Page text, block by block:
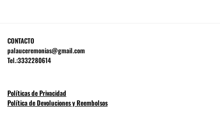
CONTACTO
palauceremonias@gmail.com
Tel.:3332280614
Políticas de Privacidad
Política de Devoluciones y Reembolsos